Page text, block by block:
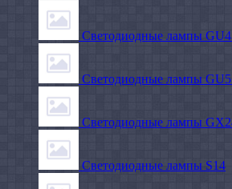
Светодиодные лампы GU4
Светодиодные лампы
Светодиодные лампы
Светодиодные лампы S14